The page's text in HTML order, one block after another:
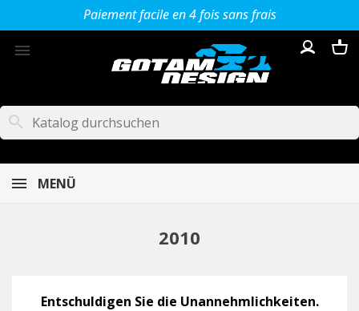
Paiement facile en 4 fois sans frais

search
MENÜ
2010
Entschuldigen Sie die Unannehmlichkeiten.